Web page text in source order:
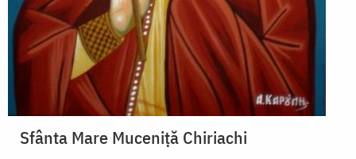
Sfânta Mare Muceniță Chiriachi